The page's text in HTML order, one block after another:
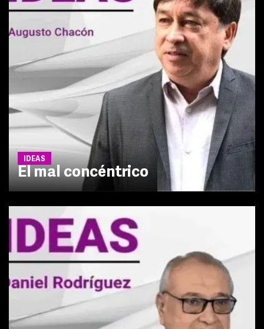
IDEAS
El mal concéntrico